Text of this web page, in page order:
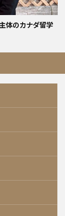
体のカナダ留学